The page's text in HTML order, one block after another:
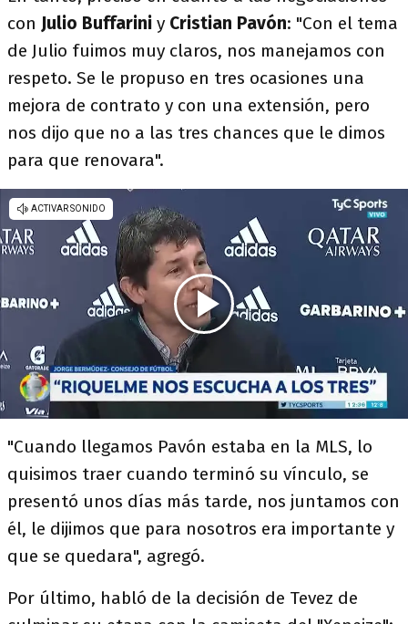
con Julio Buffarini y Cristian Pavón: "Con el tema
de Julio fuimos muy claros, nos manejamos con
respeto. Se le propuso en tres ocasiones una
mejora de contrato y con una extensión, pero
nos dijo que no a las tres chances que le dimos
para que renovara".
"Cuando llegamos Pavón estaba en la MLS, lo
quisimos traer cuando terminó su vínculo, se
presentó unos días más tarde, nos juntamos con
él, le dijimos que para nosotros era importante y
que se quedara", agregó.
Por último, habló de la decisión de Tevez de